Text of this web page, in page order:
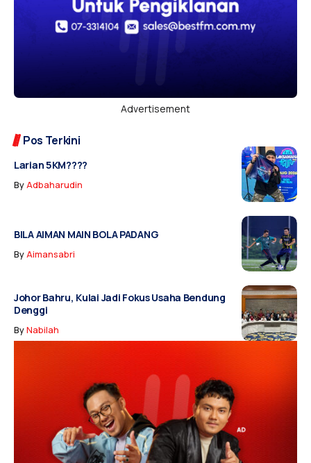
Advertisement
Pos Terkini
Larian 5KM????
ByAdbaharudin
BILA AIMAN MAIN BOLA PADANG
ByAimansabri
Johor Bahru, Kulai Jadi Fokus Usaha Bendung
Denggi
ByNabilah